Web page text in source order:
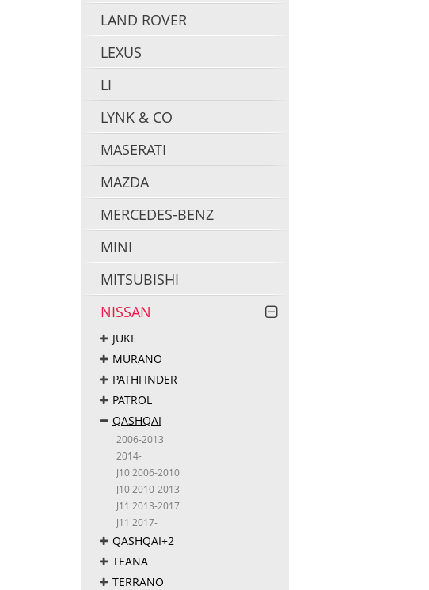
LAND ROVER
LEXUS
LI
LYNK & CO
MASERATI
MAZDA
MERCEDES-BENZ
MINI
MITSUBISHI
NISSAN
JUKE
MURANO
PATHFINDER
PATROL
QASHQAI
2006-2013
2014-
J10 2006-2010
J10 2010-2013
J11 2013-2017
J11 2017-
QASHQAI+2
TEANA
TERRANO